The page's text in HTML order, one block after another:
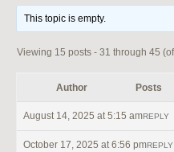
This topic is empty.
Viewing 15 posts - 31 through 45
Author Posts
August 14, 2025 at 5:15 amREPLY
October 17, 2025 at 6:56 pmREPLY